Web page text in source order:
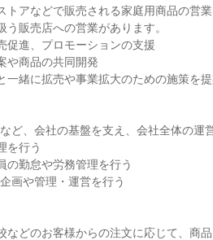
トアなどで販売される家庭用商品の営
販売店への営業があります。
促進、プロモーションの支援
や商品の共同開発
一緒に拡売や事業拡大のための施策を
ど、会社の基盤を支え、会社全体の運
を行う
の勤怠や労務管理を行う
画や管理・運営を行う
などのお客様からの注文に応じて、商